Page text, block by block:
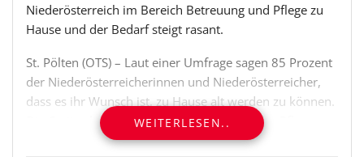
Niederösterreich im Bereich Betreuung und Pflege zu
Hause und der Bedarf steigt rasant.
St. Pölten (OTS) – Laut einer Umfrage sagen 85 Prozent
der Niederösterreicherinnen und Niederösterreicher,
dass es ihr Wunsch ist, zu Hause alt werden zu können.
Die Caritas hat bereits vor Jahrzehnten in der Pflege
und Betreuungsunterstützung zu Hause eine
WEITERLESEN..